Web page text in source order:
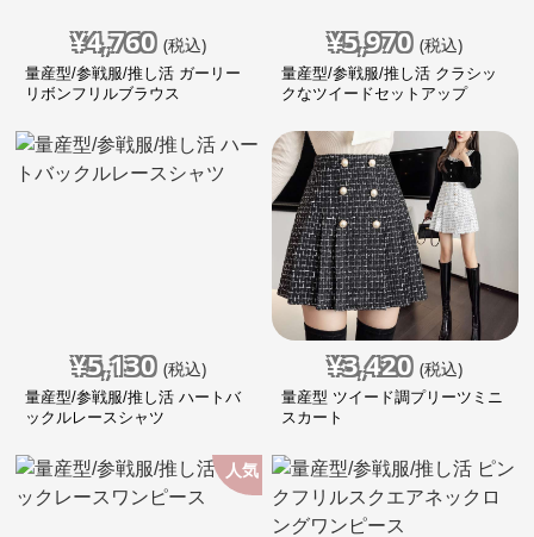
¥4,760 (税込)
量産型/参戦服/推し活 ガーリー
リボンフリルブラウス
¥5,970 (税込)
量産型/参戦服/推し活 クラシッ
クなツイードセットアップ
¥5,130 (税込)
量産型/参戦服/推し活 ハートバ
ックルレースシャツ
¥3,420 (税込)
量産型 ツイード調プリーツミニ
スカート
人気